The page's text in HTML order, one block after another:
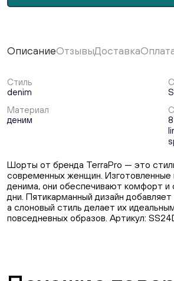
ОписаниеОтзывыДоставка
Стиль
denim
Материал
деним
Шорты от бренда TerraPro — это
современных женщин. Изготовленные
денима, они обеспечивают комфорт и
дни. Пятикарманный дизайн
а слоновый стиль делает их
повседневных образов. Артикул: